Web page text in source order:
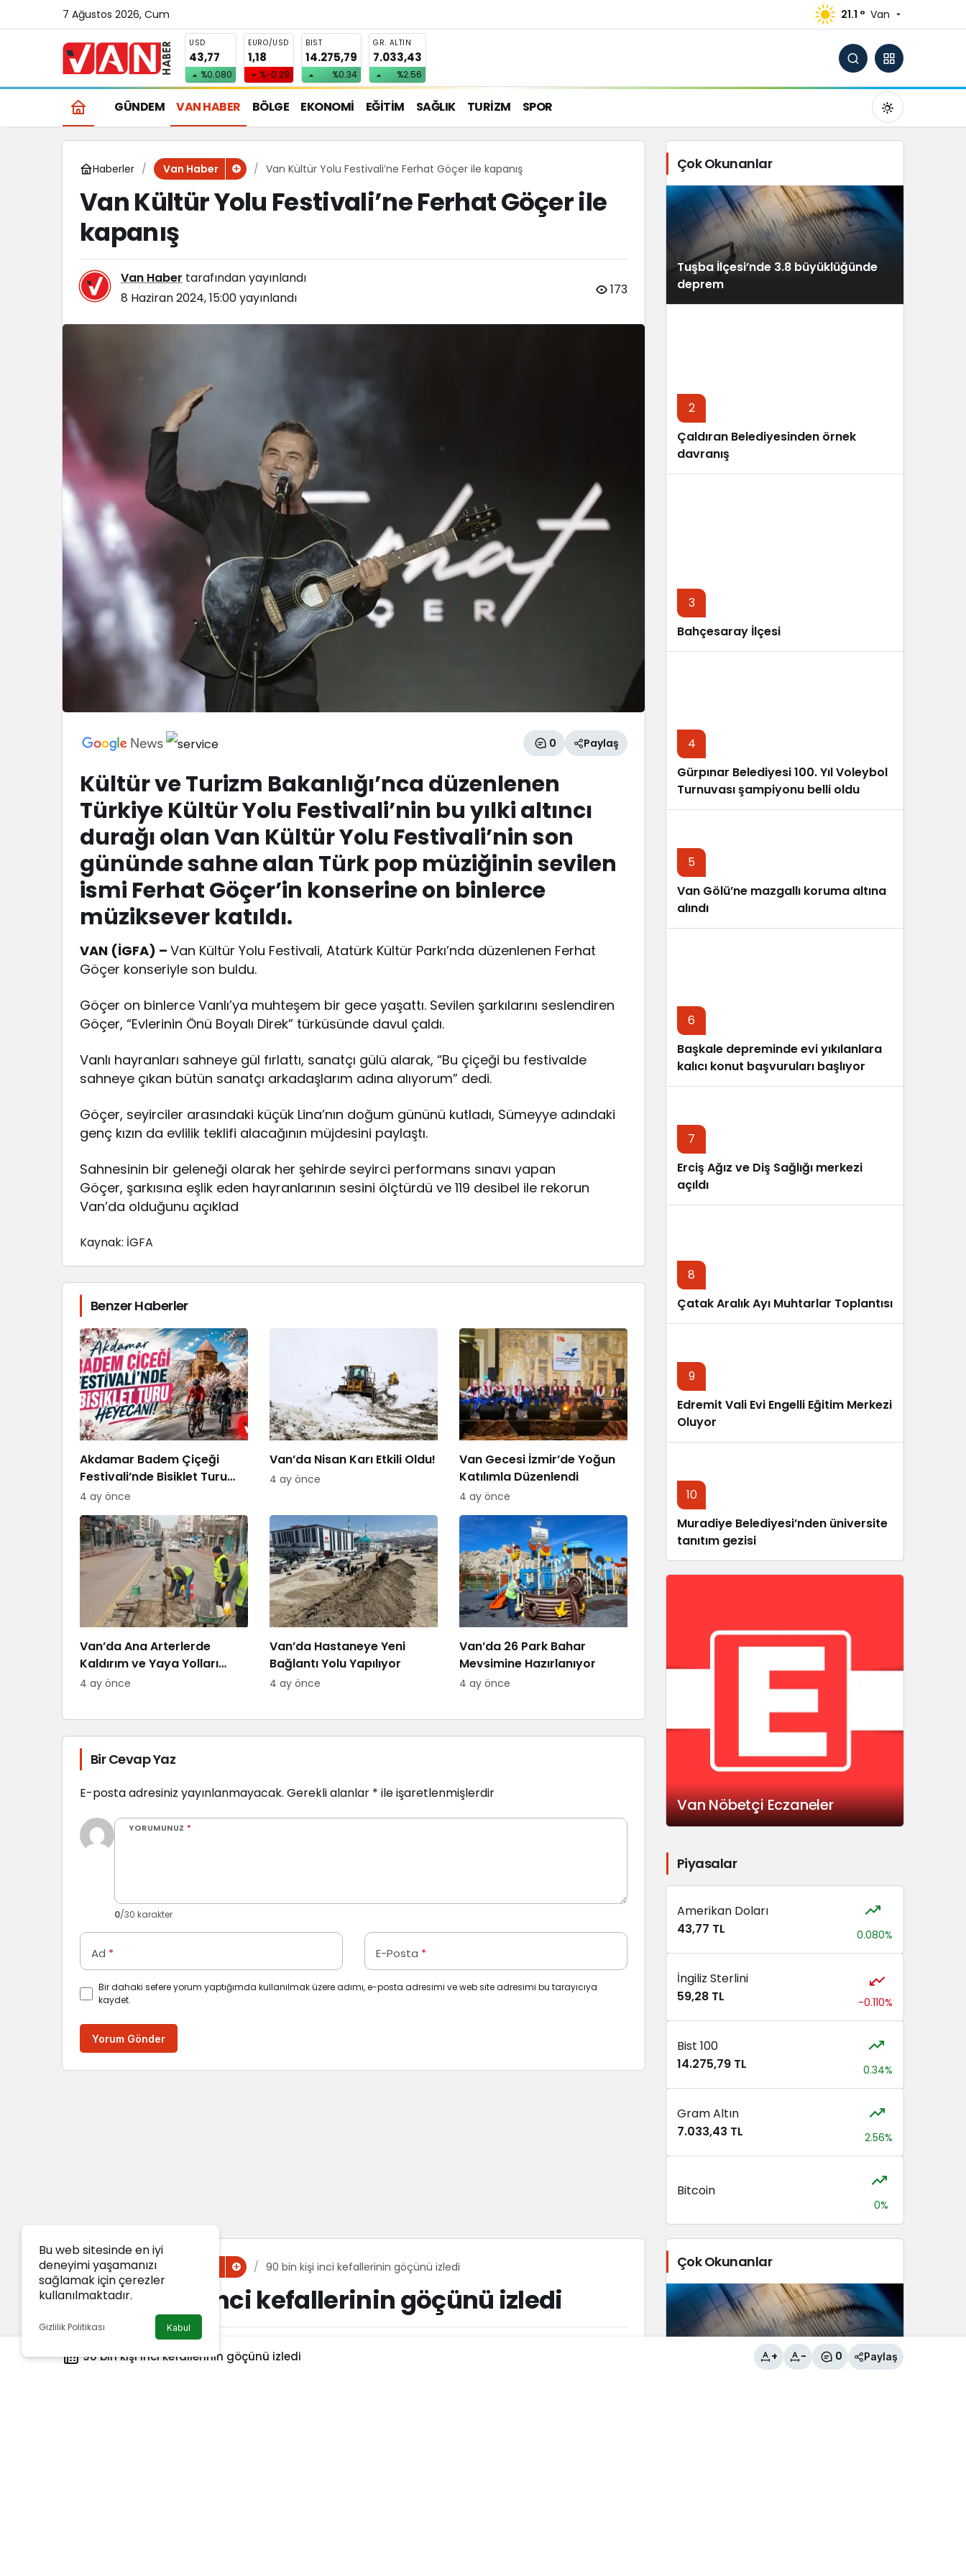
7 Ağustos 2026, Cum 21.1 ° Van
USD
43,77
%0.080
EURO/USD
1,18
%-0.29
BIST
14.275,79
%0.34
GR. ALTIN
7.033,43
%2.56
GÜNDEM VAN HABER BÖLGE EKONOMİ EĞİTİM SAĞLIK TURİZM SPOR
Gündüz Modu
Gündüz modunu seçin.
Haberler Van Haber Van Kültür Yolu Festivali’ne Ferhat Göçer ile kapanış
Van Kültür Yolu Festivali’ne Ferhat Göçer ile
kapanış
Van Haber tarafından yayınlandı
8 Haziran 2024, 15:00yayınlandı
173
0 Paylaş
Kültür ve Turizm Bakanlığı’nca düzenlenen
Türkiye Kültür Yolu Festivali’nin bu yılki altıncı
durağı olan Van Kültür Yolu Festivali’nin son
gününde sahne alan Türk pop müziğinin sevilen
ismi Ferhat Göçer’in konserine on binlerce
müziksever katıldı.
VAN (İGFA) –Van Kültür Yolu Festivali, Atatürk Kültür Parkı’nda düzenlenen Ferhat
Göçer konseriyle son buldu.
Göçer on binlerce Vanlı’ya muhteşem bir gece yaşattı. Sevilen şarkılarını seslendiren
Göçer, “Evlerinin Önü Boyalı Direk” türküsünde davul çaldı.
Vanlı hayranları sahneye gül fırlattı, sanatçı gülü alarak, “Bu çiçeği bu festivalde
sahneye çıkan bütün sanatçı arkadaşlarım adına alıyorum” dedi.
Göçer, seyirciler arasındaki küçük Lina’nın doğum gününü kutladı, Sümeyye adındaki
genç kızın da evlilik teklifi alacağının müjdesini paylaştı.
Sahnesinin bir geleneği olarak her şehirde seyirci performans sınavı yapan
Göçer, şarkısına eşlik eden hayranlarının sesini ölçtürdü ve 119 desibel ile rekorun
Van’da olduğunu açıklad
Kaynak: İGFA
Benzer Haberler
Akdamar Badem Çiçeği
Festivali’nde Bisiklet Turu
Heyecanı
4 ay önce
Van’da Nisan Karı Etkili Oldu!
4 ay önce
Van Gecesi İzmir’de Yoğun
Katılımla Düzenlendi
4 ay önce
Van’da Ana Arterlerde
Kaldırım ve Yaya Yolları
Yenileniyor
4 ay önce
Van’da Hastaneye Yeni
Bağlantı Yolu Yapılıyor
4 ay önce
Van’da 26 Park Bahar
Mevsimine Hazırlanıyor
4 ay önce
Bir Cevap Yaz
E-posta adresiniz yayınlanmayacak. Gerekli alanlar * ile işaretlenmişlerdir
YORUMUNUZ *
0/30 karakter
Ad * E-Posta *
Bir dahaki sefere yorum yaptığımda kullanılmak üzere adımı, e-posta adresimi ve web site adresimi bu tarayıcıya
kaydet.
Yorum Gönder
Çok Okunanlar
Tuşba İlçesi’nde 3.8 büyüklüğünde
deprem
2
Çaldıran Belediyesinden örnek
davranış
3
Bahçesaray İlçesi
4
Gürpınar Belediyesi 100. Yıl Voleybol
Turnuvası şampiyonu belli oldu
5
Van Gölü’ne mazgallı koruma altına
alındı
6
Başkale depreminde evi yıkılanlara
kalıcı konut başvuruları başlıyor
7
Erciş Ağız ve Diş Sağlığı merkezi
açıldı
8
Çatak Aralık Ayı Muhtarlar Toplantısı
9
Edremit Vali Evi Engelli Eğitim Merkezi
Oluyor
10
Muradiye Belediyesi’nden üniversite
tanıtım gezisi
Van Nöbetçi Eczaneler
Piyasalar
Amerikan Doları
43,77 TL
0.080%
İngiliz Sterlini
59,28 TL
-0.110%
Bist 100
14.275,79 TL
0.34%
Gram Altın
7.033,43 TL
2.56%
Bitcoin
0%
Haberler 90 bin kişi inci kefallerinin göçünü izledi
90 bin kişi inci kefallerinin göçünü izledi
8 Haziran 2024, 10:00yayınlandı
90 bin kişi inci kefallerinin göçünü izledi + - 0 Paylaş
Çok Okunanlar
Tuşba İlçesi’nde 3.8 büyüklüğünde
Bu web sitesinde en iyi
deneyimi yaşamanızı
sağlamak için çerezler
kullanılmaktadır.
Gizlilik Politikası Kabul